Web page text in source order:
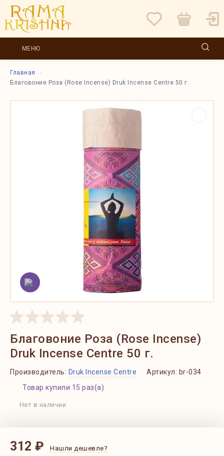
МЕНЮ
Главная
Благовоние Роза (Rose Incense) Druk Incense Centre 50 г.
Благовоние Роза (Rose Incense)
Druk Incense Centre 50 г.
Производитель: Druk Incense Centre Артикул: br-034
Товар купили 15 раз(а)
Нет в наличии
312 ₽ Нашли дешевле?